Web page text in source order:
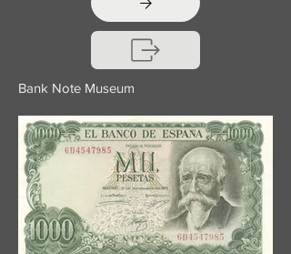
Bank Note Museum